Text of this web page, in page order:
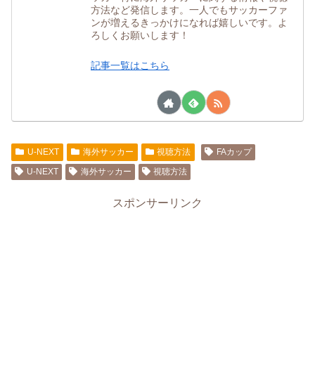
方法など発信します。一人でもサッカーファ
ンが増えるきっかけになれば嬉しいです。よ
ろしくお願いします！
記事一覧はこちら
U-NEXT 海外サッカー 視聴方法
FAカップ
U-NEXT
海外サッカー 視聴方法
スポンサーリンク